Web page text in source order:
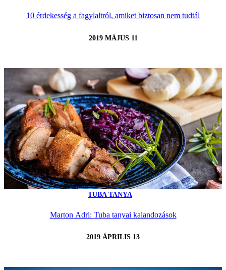
10 érdekesség a fagylaltról, amiket biztosan nem tudtál
2019 MÁJUS 11
TUBA TANYA
Marton Adri: Tuba tanyai kalandozások
2019 ÁPRILIS 13